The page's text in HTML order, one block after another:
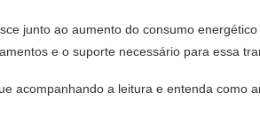
junto ao aumento do consumo
e o suporte necessário para essa
acompanhando a leitura e entenda como